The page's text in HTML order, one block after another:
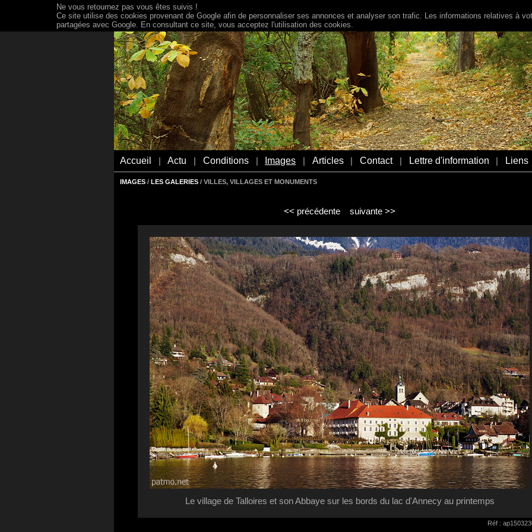
Accueil Actu Conditions Images Articles Contact Lettre d'information Liens
IMAGES / LES GALERIES / VILLES, VILLAGES ET MONUMENTS
<< précédente suivante >>
Le village de Talloires et son Abbaye sur les bords du lac d'Annecy au printemps
Réf :
Ne vous retournez pas vous êtes suivis !
Ce site utilise des cookies provenant de Google afin de personnaliser ses annonces et analyser son trafic. Les informations relatives à
partagées avec Google. En consultant ce site, vous acceptez l'utilisation des cookies.